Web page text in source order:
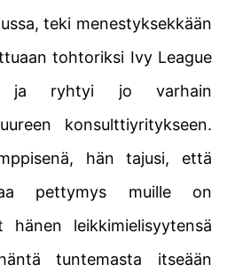
teki menestyksekkään
tohtoriksi Ivy League
ja ryhtyi jo varhain
konsulttiyritykseen.
hän tajusi, että
pettymys muille on
hänen leikkimielisyytensä
tuntemasta itseään